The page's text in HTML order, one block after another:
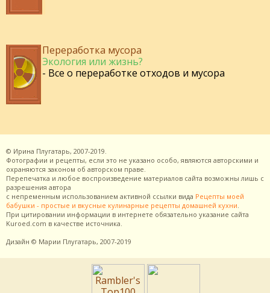
Переработка мусора
Экология или жизнь?
- Все о переработке отходов и мусора
© Ирина Плугатарь, 2007-2019.
Фотографии и рецепты, если это не указано особо, являются авторскими и
охраняются законом об авторском праве.
Перепечатка и любое воспроизведение материалов сайта возможны лишь с
разрешения автора
с непременным использованием активной ссылки вида Рецепты моей
бабушки - простые и вкусные кулинарные рецепты домашней кухни.
При цитировании информации в интернете обязательно указание сайта
Kuroed.com в качестве источника.
Дизайн © Марии Плугатарь, 2007-2019